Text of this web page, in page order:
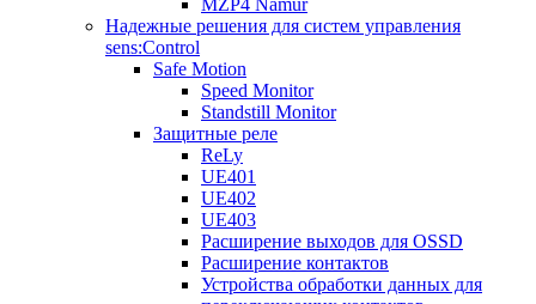
MZP4 Namur
Надежные решения для систем управления
sens:Control
Safe Motion
Speed Monitor
Standstill Monitor
Защитные реле
ReLy
UE401
UE402
UE403
Расширение выходов для OSSD
Расширение контактов
Устройства обработки данных для